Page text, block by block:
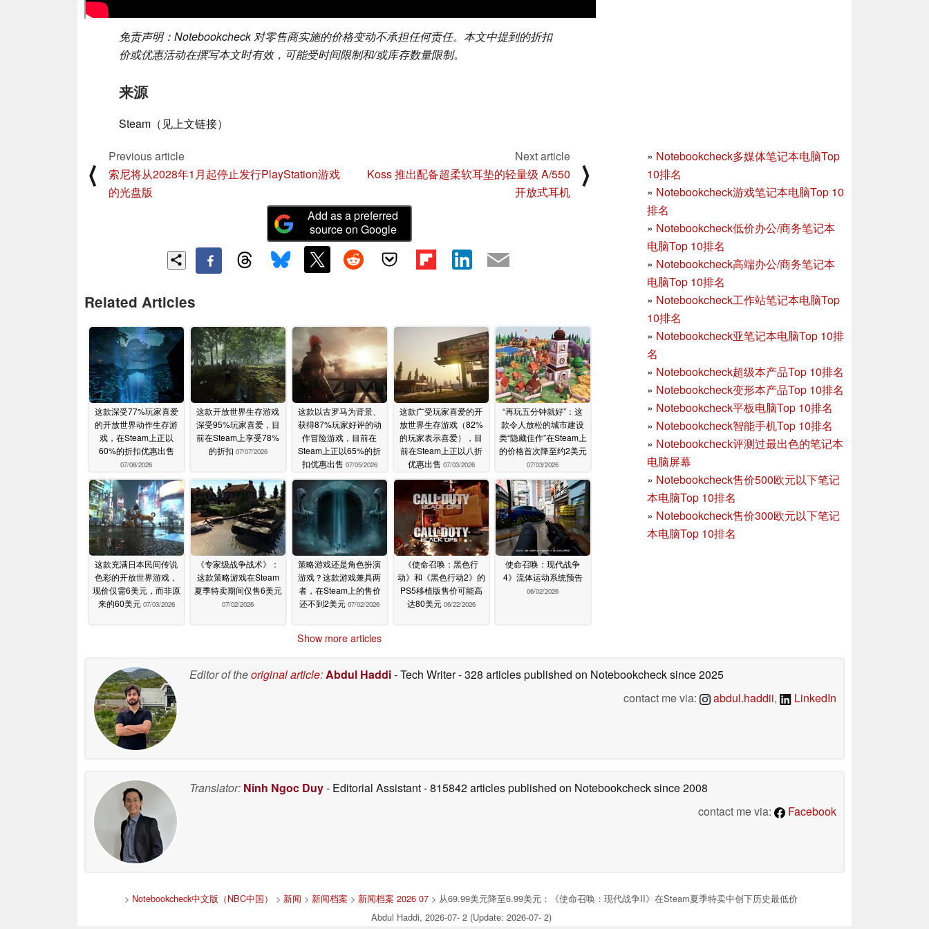
免责声明：Notebookcheck 对零售商实施的价格变动不承担任何责任。本文中提到的折扣
价或优惠活动在撰写本文时有效，可能受时间限制和/或库存数量限制。
来源
Steam（见上文链接）
» Notebookcheck多媒体笔记本电脑Top
10排名
» Notebookcheck游戏笔记本电脑Top 10
排名
» Notebookcheck低价办公/商务笔记本
电脑Top 10排名
» Notebookcheck高端办公/商务笔记本
电脑Top 10排名
» Notebookcheck工作站笔记本电脑Top
10排名
» Notebookcheck亚笔记本电脑Top 10排
名
» Notebookcheck超级本产品Top 10排名
» Notebookcheck变形本产品Top 10排名
» Notebookcheck平板电脑Top 10排名
» Notebookcheck智能手机Top 10排名
» Notebookcheck评测过最出色的笔记本
电脑屏幕
» Notebookcheck售价500欧元以下笔记
本电脑Top 10排名
» Notebookcheck售价300欧元以下笔记
本电脑Top 10排名
⟨
Previous article
索尼将从2028年1月起停止发行PlayStation游戏
的光盘版
Next article
Koss 推出配备超柔软耳垫的轻量级 A/550
开放式耳机
⟩
Add as a preferred
source on Google
Related Articles
这款深受77%玩家喜爱
的开放世界动作生存游
戏，在Steam上正以
60%的折扣优惠出售
07/08/2026
这款开放世界生存游戏
深受95%玩家喜爱，目
前在Steam上享受78%
的折扣 07/07/2026
这款以古罗马为背景、
获得87%玩家好评的动
作冒险游戏，目前在
Steam上正以65%的折
扣优惠出售 07/05/2026
这款广受玩家喜爱的开
放世界生存游戏（82%
的玩家表示喜爱），目
前在Steam上正以八折
优惠出售 07/03/2026
“再玩五分钟就好”：这
款令人放松的城市建设
类“隐藏佳作”在Steam上
的价格首次降至约2美元
07/03/2026
这款充满日本民间传说
色彩的开放世界游戏，
现价仅需6美元，而非原
来的60美元 07/03/2026
《专家级战争战术》：
这款策略游戏在Steam
夏季特卖期间仅售6美元
07/02/2026
策略游戏还是角色扮演
游戏？这款游戏兼具两
者，在Steam上的售价
还不到2美元 07/02/2026
《使命召唤：黑色行
动》和《黑色行动2》的
PS5移植版售价可能高
达80美元 06/22/2026
使命召唤：现代战争
4》流体运动系统预告
06/02/2026
Show more articles
Editor of theoriginal article:Abdul Haddi- Tech Writer- 328 articles published on Notebookchecksince 2025
contact me via:
abdul.haddii, LinkedIn
Translator: Ninh Ngoc Duy- Editorial Assistant- 815842 articles published on Notebookchecksince 2008
contact me via:
Facebook
> Notebookcheck中文版（NBC中国） > 新闻 > 新闻档案 > 新闻档案 2026 07 > 从69.99美元降至6.99美元：《使命召唤：现代战争II》在Steam夏季特卖中创下历史最低价
Abdul Haddi, 2026-07- 2 (Update: 2026-07- 2)